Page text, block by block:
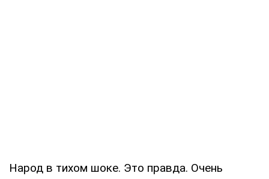
Народ в тихом шоке. Это правда. Очень